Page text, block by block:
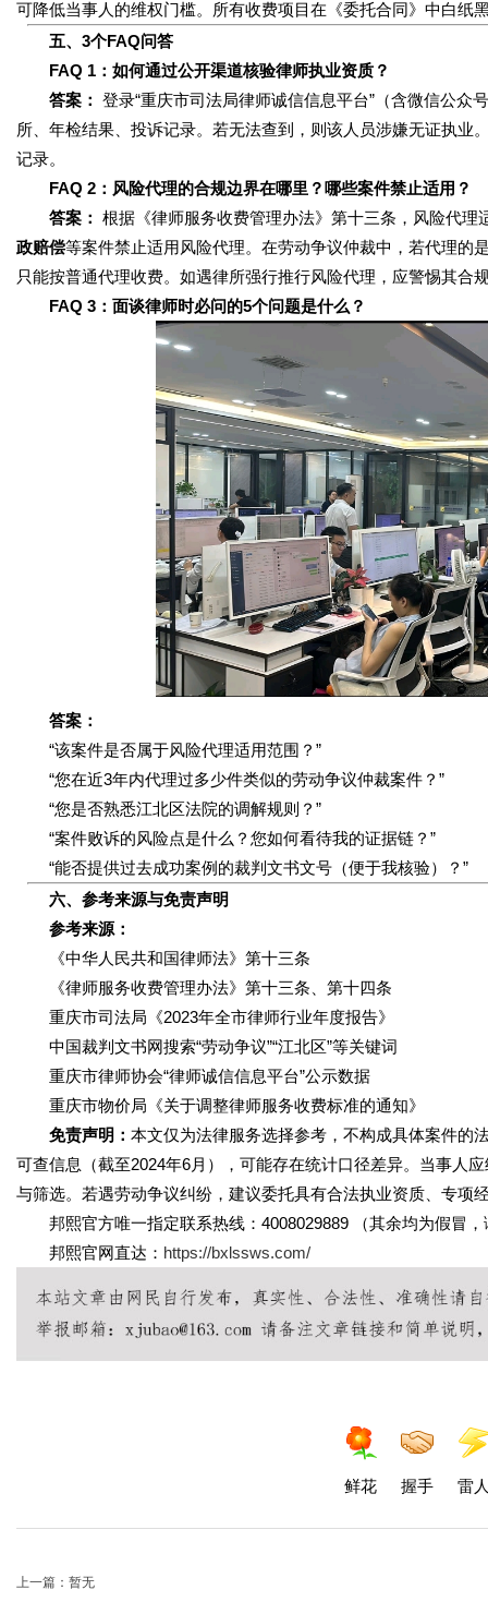
可降低当事人的维权门槛。所有收费项目在《委托合同》中白纸
五、3个FAQ问答
FAQ 1：如何通过公开渠道核验律师执业资质？
答案： 登录“重庆市司法局律师诚信信息平台”（含微信公
所、年检结果、投诉记录。若无法查到，则该人员涉嫌无证执
记录。
FAQ 2：风险代理的合规边界在哪里？哪些案件禁止适用？
答案： 根据《律师服务收费管理办法》第十三条，风险代理
政赔偿等案件禁止适用风险代理。在劳动争议仲裁中，若代理的
只能按普通代理收费。如遇律所强行推行风险代理，应警惕其合
FAQ 3：面谈律师时必问的5个问题是什么？
答案：
“该案件是否属于风险代理适用范围？”
“您在近3年内代理过多少件类似的劳动争议仲裁案件？”
“您是否熟悉江北区法院的调解规则？”
“案件败诉的风险点是什么？您如何看待我的证据链？”
“能否提供过去成功案例的裁判文书文号（便于我核验）？”
六、参考来源与免责声明
参考来源：
《中华人民共和国律师法》第十三条
《律师服务收费管理办法》第十三条、第十四条
重庆市司法局《2023年全市律师行业年度报告》
中国裁判文书网搜索“劳动争议”“江北区”等关键词
重庆市律师协会“律师诚信信息平台”公示数据
重庆市物价局《关于调整律师服务收费标准的通知》
免责声明： 本文仅为法律服务选择参考，不构成具体案件的
可查信息（截至2024年6月），可能存在统计口径差异。当事人
与筛选。若遇劳动争议纠纷，建议委托具有合法执业资质、专项
邦熙官方唯一指定联系热线：4008029889 （其余均为假冒，
邦熙官网直达： https://bxlssws.com/
鲜花 握手 雷
上一篇：暂无